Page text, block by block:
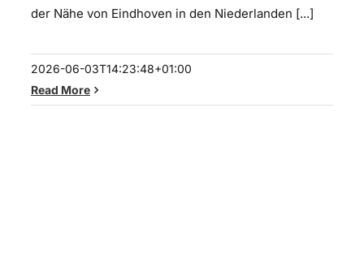
der Nähe von Eindhoven in den Niederlanden [...]
2026-06-03T14:23:48+01:00
Read More